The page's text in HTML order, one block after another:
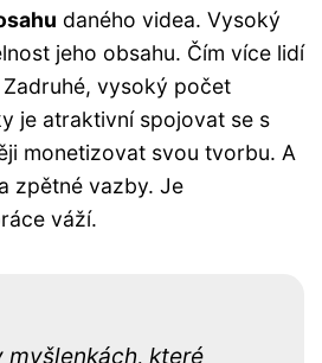
daného videa. Vysoký
jeho obsahu. Čím více lidí
vysoký počet
je atraktivní spojovat se s
monetizovat svou tvorbu. A
zpětné vazby. Je
váží.
myšlenkách, které